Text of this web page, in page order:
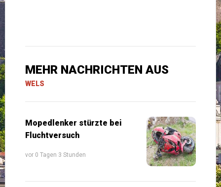
MEHR NACHRICHTEN AUS
WELS
Mopedlenker stürzte bei
Fluchtversuch
vor 0 Tagen 3 Stunden